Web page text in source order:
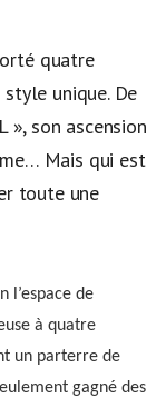
quatre
unique. De
», son ascension
Mais qui est
toute une
l’espace de
à quatre
un parterre de
gagné des